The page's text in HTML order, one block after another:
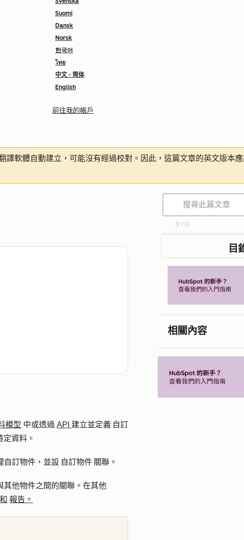
Suomi
Dansk
Norsk
한국어
ไทย
中文 - 简体
English
前往我的帳戶
譯軟體自動建立，可能沒有經過校對。因此，這篇文章的英文版本
模型 中或透過 API 建立並定義 自訂
資料。
訂物件，並設 自訂物件 關聯。
其他物件之間的關聯。在其他
報告。
0 / 0
目
相關內容